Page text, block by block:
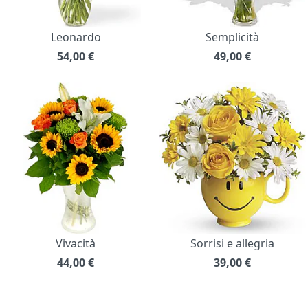
Leonardo
54,00€
Semplicità
49,00€
Vivacità
44,00€
Sorrisi e allegria
39,00€